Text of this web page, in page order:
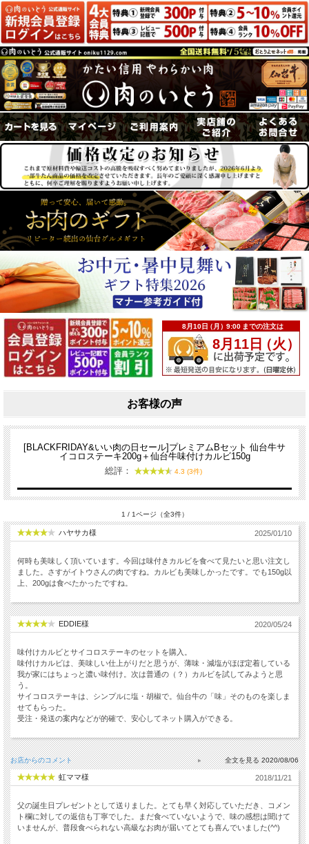
お客様の声
[BLACKFRIDAY&いい肉の日セール]プレミアムBセット 仙台牛サ
イコロステーキ200g＋仙台牛味付けカルビ150g
総評：
4.3 (3件)
1 / 1ページ（全3件）
ハヤサカ様 2025/01/10
何時も美味しく頂いています。今回は味付きカルビを食べて見たいと思い注文し
ました。さすがイトウさんの肉ですね。カルビも美味しかったです。でも150g以
上、200gは食べたかったですね。
EDDIE様 2020/05/24
味付けカルビとサイコロステーキのセットを購入。
味付けカルビは、美味しい仕上がりだと思うが、薄味・減塩がほぼ定着している
我が家にはちょっと濃い味付け。次は普通の（？）カルビを試してみようと思
う。
サイコロステーキは、シンプルに塩・胡椒で。仙台牛の「味」そのものを楽しま
せてもらった。
受注・発送の案内などが的確で、安心してネット購入ができる。
お店からのコメント 2020/08/06
虹ママ様 2018/11/21
父の誕生日プレゼントとして送りました。とても早く対応していただき、コメン
ト欄に対しての返信も丁寧でした。まだ食べていないようで、味の感想は聞けて
いませんが、普段食べられない高級なお肉が届いてとても喜んでいました(^^)